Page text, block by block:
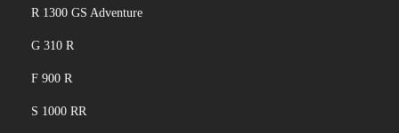
R 1300 GS Adventure
G 310 R
F 900 R
S 1000 RR